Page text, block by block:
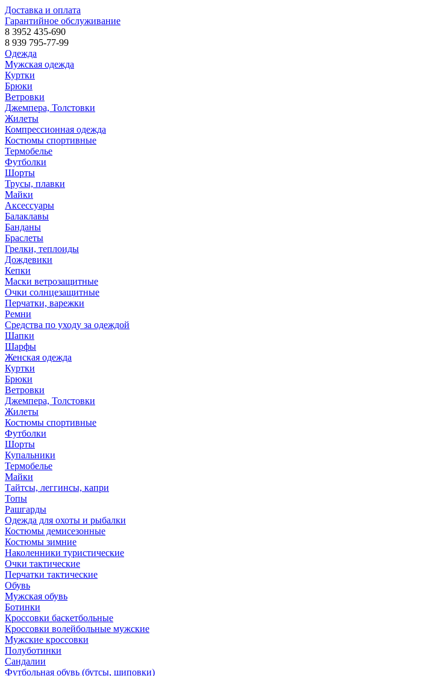
Доставка и оплата
Гарантийное обслуживание
8 3952 435-690
8 939 795-77-99
Одежда
Мужская одежда
Куртки
Брюки
Ветровки
Джемпера, Толстовки
Жилеты
Компрессионная одежда
Костюмы спортивные
Термобелье
Футболки
Шорты
Трусы, плавки
Майки
Аксессуары
Балаклавы
Банданы
Браслеты
Грелки, теплоиды
Дождевики
Кепки
Маски ветрозащитные
Очки солнцезащитные
Перчатки, варежки
Ремни
Средства по уходу за одеждой
Шапки
Шарфы
Женская одежда
Куртки
Брюки
Ветровки
Джемпера, Толстовки
Жилеты
Костюмы спортивные
Футболки
Шорты
Купальники
Термобелье
Майки
Тайтсы, леггинсы, капри
Топы
Рашгарды
Одежда для охоты и рыбалки
Костюмы демисезонные
Костюмы зимние
Наколенники туристические
Очки тактические
Перчатки тактические
Обувь
Мужская обувь
Ботинки
Кроссовки баскетбольные
Кроссовки волейбольные мужские
Мужские кроссовки
Полуботинки
Сандалии
Футбольная обувь (бутсы, шиповки)